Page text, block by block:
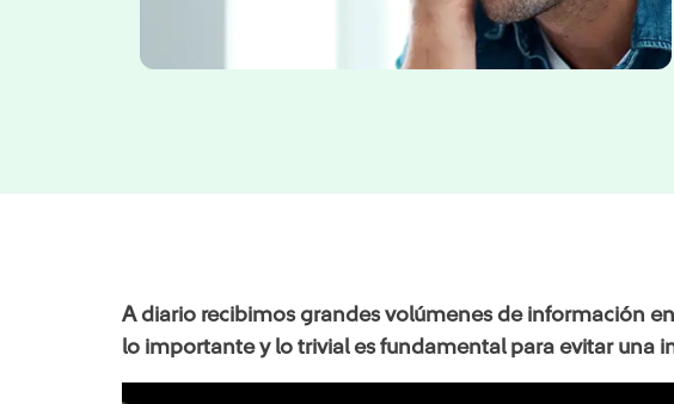
A diario recibimos grandes volúmenes de información
lo importante y lo trivial es fundamental para evitar una